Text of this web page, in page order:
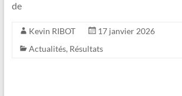
de
Kevin RIBOT
17 janvier 2026
Actualités, Résultats